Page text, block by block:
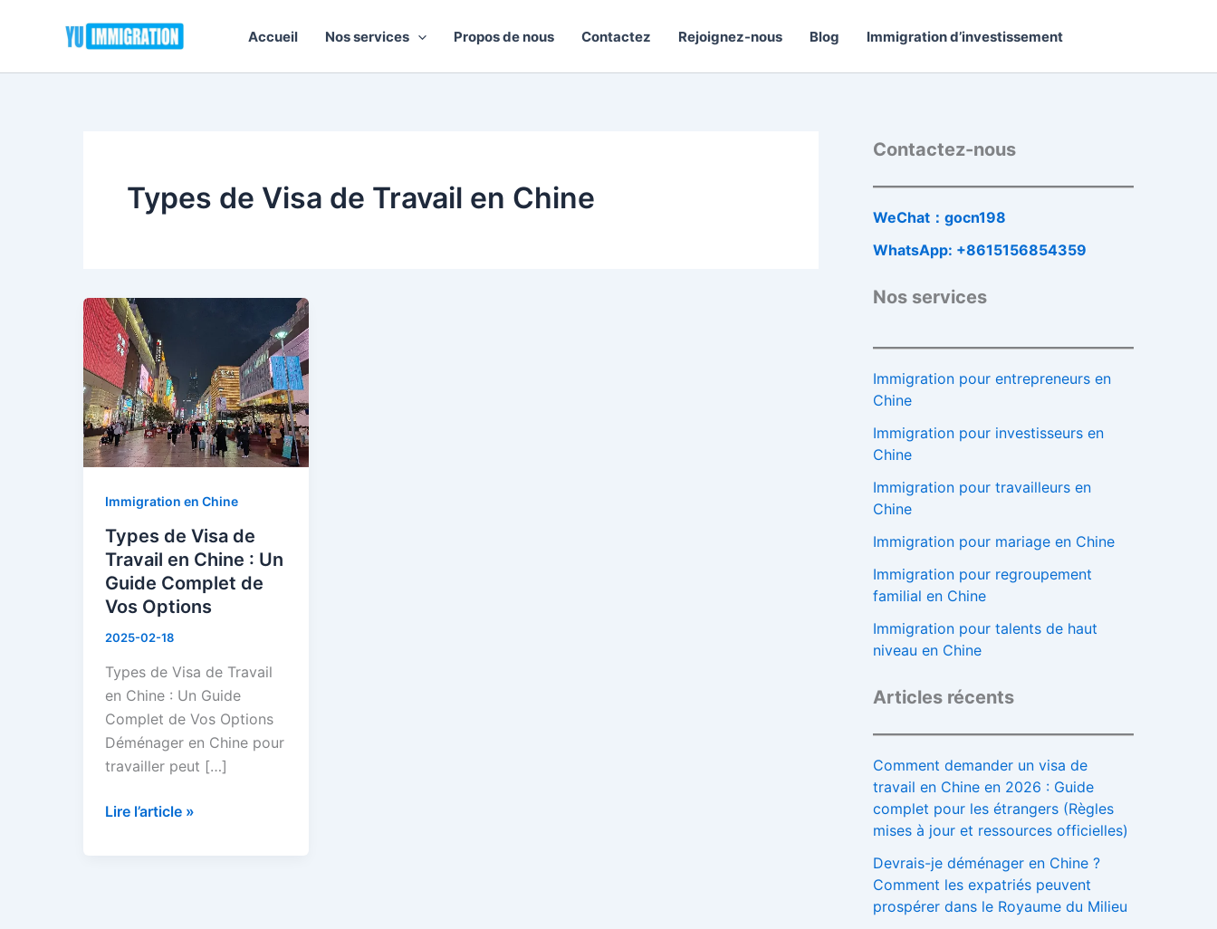
Accueil Nos services Propos de nous Contactez Rejoignez-nous Blog Immigration d’investissement
Types de Visa de Travail en Chine
Immigration en Chine
Types de Visa de
Travail en Chine : Un
Guide Complet de
Vos Options
2025-02-18
Types de Visa de Travail
en Chine : Un Guide
Complet de Vos Options
Déménager en Chine pour
travailler peut […]
Types
de
Visa
de
Travail
en
Chine
Un
Complet
de
Vos
Options
Lire l’article »
Contactez-nous
WeChat：gocn198
WhatsApp: +8615156854359
Nos services
Immigration pour entrepreneurs en
Chine
Immigration pour investisseurs en
Chine
Immigration pour travailleurs en
Chine
Immigration pour mariage en Chine
Immigration pour regroupement
familial en Chine
Immigration pour talents de haut
niveau en Chine
Articles récents
Comment demander un visa de
travail en Chine en 2026 : Guide
complet pour les étrangers (Règles
mises à jour et ressources officielles)
Devrais-je déménager en Chine ?
Comment les expatriés peuvent
prospérer dans le Royaume du Milieu